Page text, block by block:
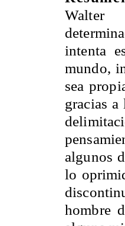
intenta
mundo,
sea
gracias
algunos
lo
hombre